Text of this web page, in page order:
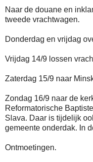
Naar de douane en
tweede vrachtwagen.
Donderdag en vrijdag
Vrijdag 14/9 lossen
Zaterdag 15/9 naar
Zondag 16/9 naar de
Reformatorische
Slava. Daar is tijdelijk
gemeente onderdak. In
Ontmoetingen.